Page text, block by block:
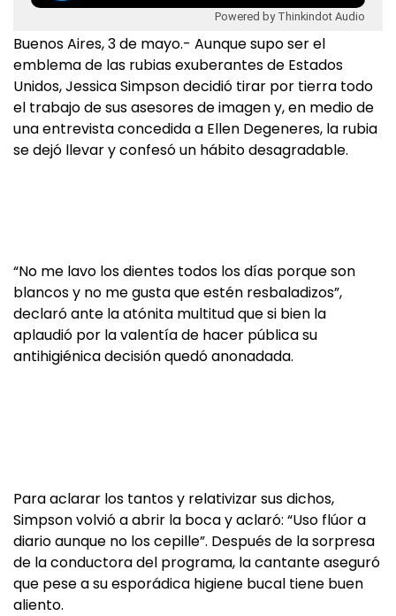
Powered by Thinkindot Audio
Buenos Aires, 3 de mayo.- Aunque supo ser el
emblema de las rubias exuberantes de Estados
Unidos, Jessica Simpson decidió tirar por tierra todo
el trabajo de sus asesores de imagen y, en medio de
una entrevista concedida a Ellen Degeneres, la rubia
se dejó llevar y confesó un hábito desagradable.
“No me lavo los dientes todos los días porque son
blancos y no me gusta que estén resbaladizos”,
declaró ante la atónita multitud que si bien la
aplaudió por la valentía de hacer pública su
antihigiénica decisión quedó anonadada.
Para aclarar los tantos y relativizar sus dichos,
Simpson volvió a abrir la boca y aclaró: “Uso flúor a
diario aunque no los cepille”. Después de la sorpresa
de la conductora del programa, la cantante aseguró
que pese a su esporádica higiene bucal tiene buen
aliento.